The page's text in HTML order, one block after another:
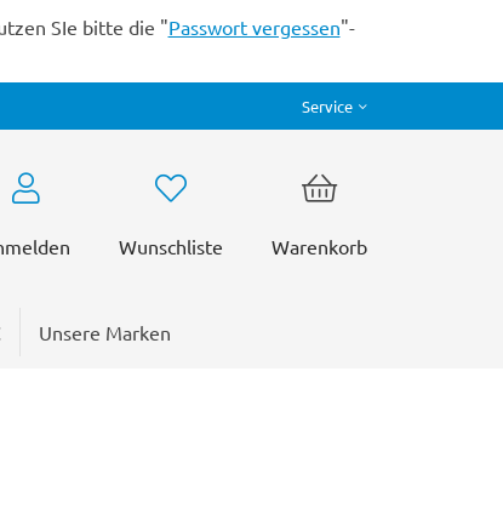
SIe bitte die "Passwort vergessen"-
Service
Wunschliste Warenkorb
Unsere Marken